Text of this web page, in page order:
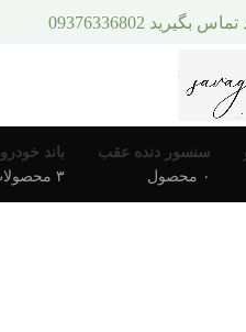
سنسور دنده عقب
۰ محصول
باند خودرو
۳ محصولات
09376336802